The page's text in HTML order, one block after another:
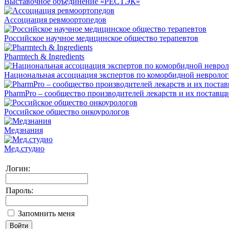
Ассоциация ревмоортопедов
Российское научное медицинское общество терапевтов
Pharmtech & Ingredients
Национальная ассоциация экспертов по коморбидной
PharmPro – сообщество производителей лекарств и их
Российское общество онкоурологов
Медзнания
Мед.студио
Логин:
Пароль:
Запомнить меня